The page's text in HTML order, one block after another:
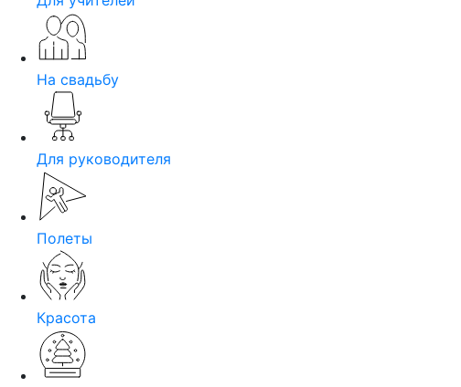
На свадьбу
Для руководителя
Полеты
Красота